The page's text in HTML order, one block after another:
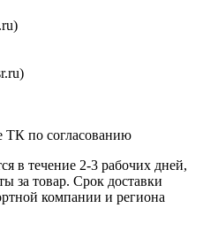
ТК по согласованию
в течение 2-3 рабочих дней,
за товар. Срок доставки
компании и региона